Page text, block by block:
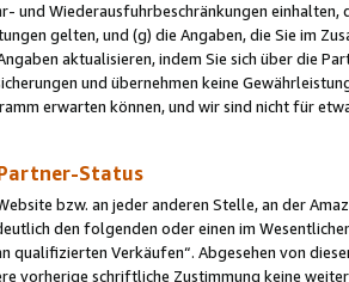
und Wiederausfuhrbeschränkungen
gelten, und (g) die Angaben, die Sie im
aktualisieren, indem Sie sich über die
und übernehmen keine
erwarten können, und wir sind nicht für
Status
bzw. an jeder anderen Stelle, an der
den folgenden oder einen im
qualifizierten Verkäufen“. Abgesehen von
vorherige schriftliche Zustimmung keine